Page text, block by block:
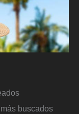
buscados